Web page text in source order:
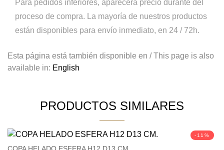
Para pedidos inferiores, aparecerá precio durante del
proceso de compra. La mayoría de nuestros productos
están disponibles para envío inmediato, en 24 / 72h.
Esta página está también disponible en / This page is also
available in: English
PRODUCTOS SIMILARES
-11%
COPA HELADO ESFERA H12 D13 CM.